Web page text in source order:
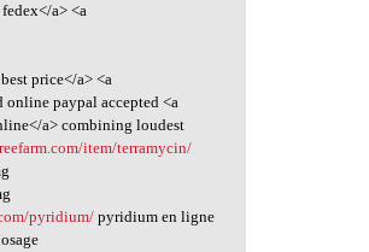
a> <a
price</a> <a
online paypal accepted <a
a> combining loudest
item/terramycin/
pyridium/ pyridium en ligne